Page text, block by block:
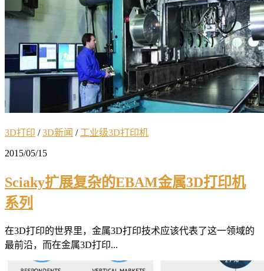
3D打印 /3D新闻 / 工业级3D打印机
2015/05/15
Sciaky扩展复杂的EBAM金属3D打印机
系列
在3D打印的世界里，金属3D打印技术应该代表了这一领域的
最前沿，而在金属3D打印...